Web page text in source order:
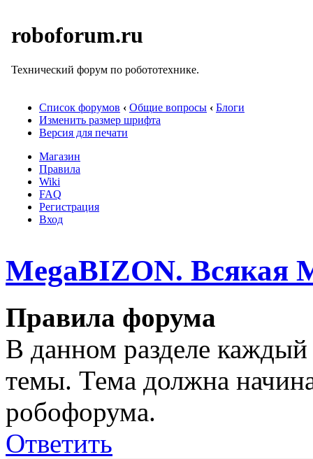
roboforum.ru
Технический форум по робототехнике.
Список форумов ‹ Общие вопросы ‹ Блоги
Изменить размер шрифта
Версия для печати
Магазин
Правила
Wiki
FAQ
Регистрация
Вход
MegaBIZON. Всякая
Правила форума
В данном разделе
темы. Тема должна
робофорума.
Ответить